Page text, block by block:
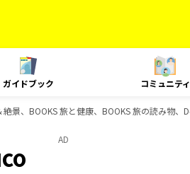
ガイドブック コミュニティ
景、BOOKS 旅と健康、BOOKS 旅の読み物、
AD